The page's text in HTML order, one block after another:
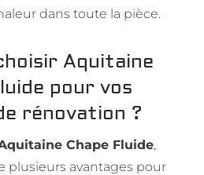
dans toute la pièce.
Aquitaine
pour vos
rénovation ?
Chape Fluide,
plusieurs avantages pour